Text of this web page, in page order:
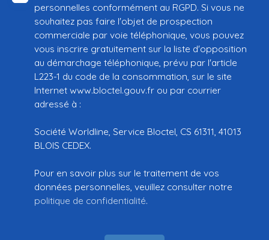
personnelles conformément au RGPD. Si vous ne
souhaitez pas faire l'objet de prospection
commerciale par voie téléphonique, vous pouvez
vous inscrire gratuitement sur la liste d'opposition
au démarchage téléphonique, prévu par l'article
L223-1 du code de la consommation, sur le site
Internet www.bloctel.gouv.fr ou par courrier
adressé à :
Société Worldline, Service Bloctel, CS 61311, 41013
BLOIS CEDEX.
Pour en savoir plus sur le traitement de vos
données personnelles, veuillez consulter notre
politique de confidentialité.